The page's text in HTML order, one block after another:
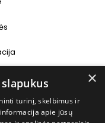
×
turinį, skelbimus ir
apie jūsų